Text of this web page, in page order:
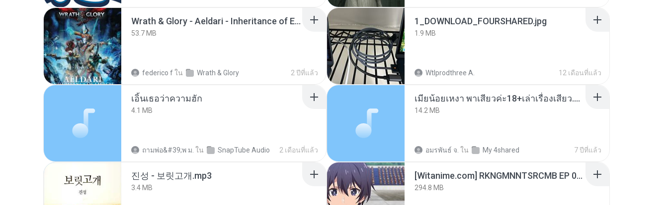
Wrath & Glory - Aeldari - Inheritance of Embers.pdf
53.7 MB
federico fใน Wrath & Glory 2 ปีที่แล้ว
1_DOWNLOAD_FOURSHARED.jpg
1.9 MB
Wtlprodthree A. 12 เดือนที่แล้ว
เอิ้นเธอว่าความฮัก
4.1 MB
ถามพ่อ&#39;พ ม. ใน SnapTube Audio 2 เดือนที่แล้ว
เมียน้อยเหงา พาเสียวค่ะ18+เล่าเรื่องเสียว.mp3
14.2 MB
อมรพันธ์ จ. ใน My 4shared 7 ปีที่แล้ว
진성 - 보릿고개.mp3
3.4 MB
[Witanime.com] RKNGMNNTSRCMB EP 06 HD.mp4
294.8 MB